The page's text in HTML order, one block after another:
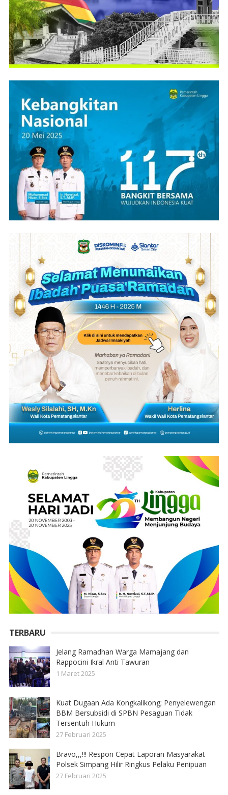
TERBARU
Jelang Ramadhan Warga Mamajang dan
Rappocini Ikral Anti Tawuran
1 Maret 2025
Kuat Dugaan Ada Kongkalikong; Penyelewengan
BBM Bersubsidi di SPBN Pesaguan Tidak
Tersentuh Hukum
27 Februari 2025
Bravo,,,!!! Respon Cepat Laporan Masyarakat
Polsek Simpang Hilir Ringkus Pelaku Penipuan
27 Februari 2025